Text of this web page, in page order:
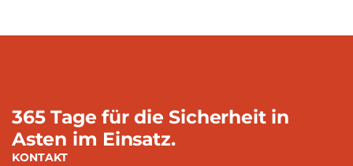
365 Tage für die Sicherheit in
Asten im Einsatz.
KONTAKT